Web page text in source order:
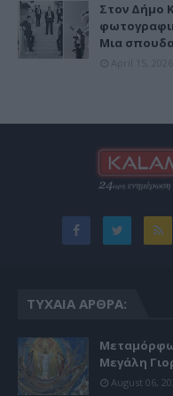
Στον Δήμο
Μια
ΤΥΧΑΊΑ ΆΡΘΡΑ:
Μεγάλη
August 06,